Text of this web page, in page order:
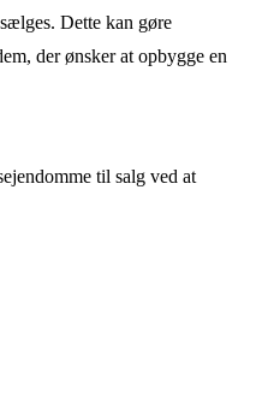
Dette kan gøre
der ønsker at opbygge en
til salg ved at